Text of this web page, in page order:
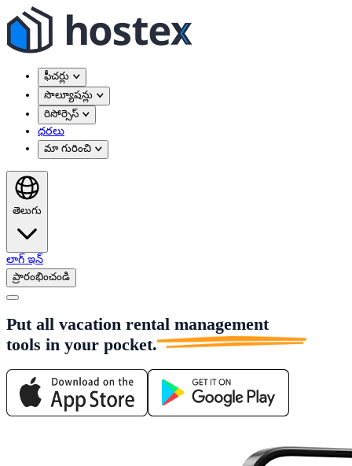
ఫీచర్లు
సొల్యూషన్లు
రిసోర్సెస్
ధరలు
మా గురించి
తెలుగు
లాగ్ ఇన్
ప్రారంభించండి
Put all vacation rental management
tools in your pocket.